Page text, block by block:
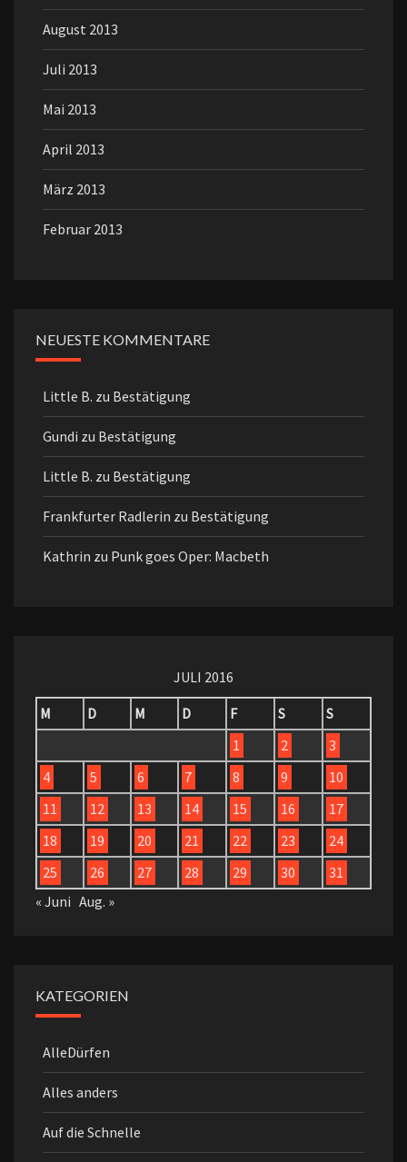
August 2013
Juli 2013
Mai 2013
April 2013
März 2013
Februar 2013
NEUESTE KOMMENTARE
Little B. zu Bestätigung
Gundi zu Bestätigung
Little B. zu Bestätigung
Frankfurter Radlerin zu Bestätigung
Kathrin zu Punk goes Oper: Macbeth
JULI 2016
M
D M D F S
S
1
2
3
4
5 6 7 8 9
10
11
12 13 14 15 16
17
18
19 20 21 22 23
24
25
26 27 28 29 30
31
« Juni Aug. »
KATEGORIEN
AlleDürfen
Alles anders
Auf die Schnelle